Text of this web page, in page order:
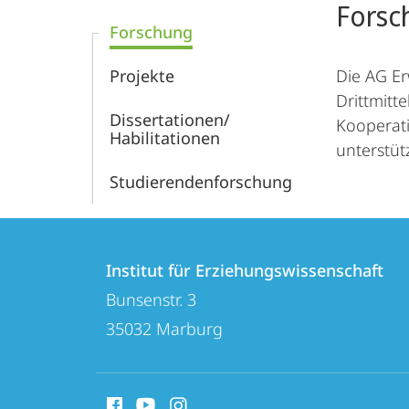
Forschung
Projekte
Dissertationen/
Habilitationen
Studierendenforschung
Die AG
Informationen
Kontaktinformationen
Institut
für
Erziehungswissenschaft
Institut für Erziehungswissenschaft
Bunsenstr. 3
35032 Marburg